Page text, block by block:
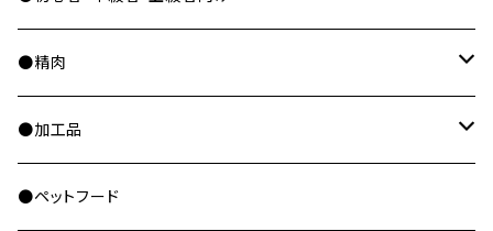
ツキノワグマ
エゾシカ
ニホンジカ
初心者向け
中級者向け
上級者向け
●精肉
ブロック
ミンチ
●加工品
骨付き肉
●ペットフード